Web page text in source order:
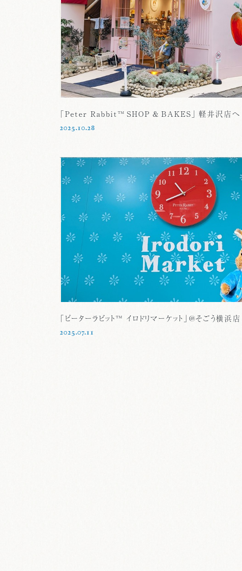
「Peter Rabbit™ SHOP & BAKES」 軽井沢店へ
2025.10.28
「ピーターラビット™ イロドリマーケット」@そごう横浜
2025.07.11